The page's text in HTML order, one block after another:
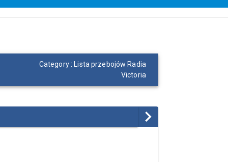
Category : Lista przebojów Radia
Victoria